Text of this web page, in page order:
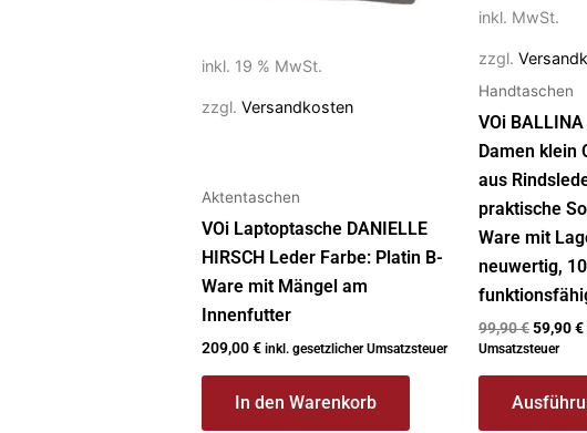
inkl. 19 % MwSt.
zzgl. Versandkosten
Aktentaschen
VOi Laptoptasche DANIELLE
HIRSCH Leder Farbe: Platin B-
Ware mit Mängel am
Innenfutter
209,00€ inkl. gesetzlicher Umsatzsteuer
In den Warenkorb
inkl. MwSt.
zzgl.
Handtaschen
VOi
Damen klein
aus
praktische
Ware mit
neuwertig,
99,90€59,90€
Umsatzsteuer
der
Produktseite
gewählt
werden